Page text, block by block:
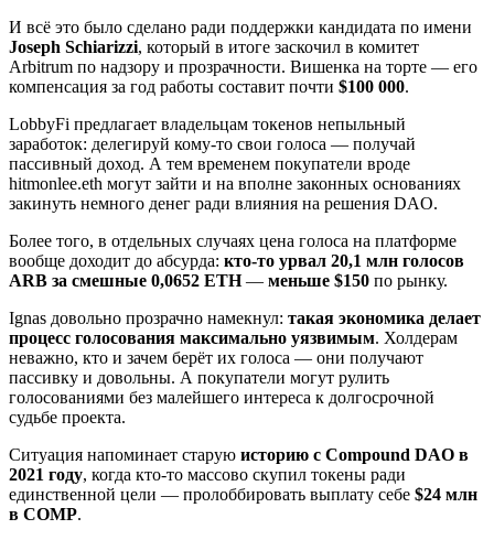
И всё это было сделано ради поддержки кандидата по имени
Joseph Schiarizzi, который в итоге заскочил в комитет
Arbitrum по надзору и прозрачности. Вишенка на торте — его
компенсация за год работы составит почти $100 000.
LobbyFi предлагает владельцам токенов непыльный
заработок: делегируй кому-то свои голоса — получай
пассивный доход. А тем временем покупатели вроде
hitmonlee.eth могут зайти и на вполне законных основаниях
закинуть немного денег ради влияния на решения DAO.
Более того, в отдельных случаях цена голоса на платформе
вообще доходит до абсурда: кто-то урвал 20,1 млн голосов
ARB за смешные 0,0652 ETH— меньше $150 по рынку.
Ignas довольно прозрачно намекнул: такая экономика делает
процесс голосования максимально уязвимым. Холдерам
неважно, кто и зачем берёт их голоса — они получают
пассивку и довольны. А покупатели могут рулить
голосованиями без малейшего интереса к долгосрочной
судьбе проекта.
Ситуация напоминает старую историю с Compound DAO в
2021 году, когда кто-то массово скупил токены ради
единственной цели — пролоббировать выплату себе $24 млн
в COMP.